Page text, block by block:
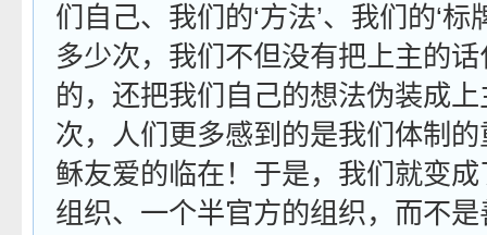
们自己、我们的‘方法’、我们的‘标
多少次，我们不但没有把上主的
的，还把我们自己的想法伪装成
次，人们更多感到的是我们体制
稣友爱的临在！于是，我们就变
组织、一个半官方的组织，而不